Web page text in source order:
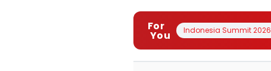
For
You Indonesia Summit 2026